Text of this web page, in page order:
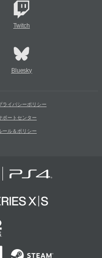
Twitch
Bluesky
ライバシーポリシー
ポートセンター
ール＆ポリシー